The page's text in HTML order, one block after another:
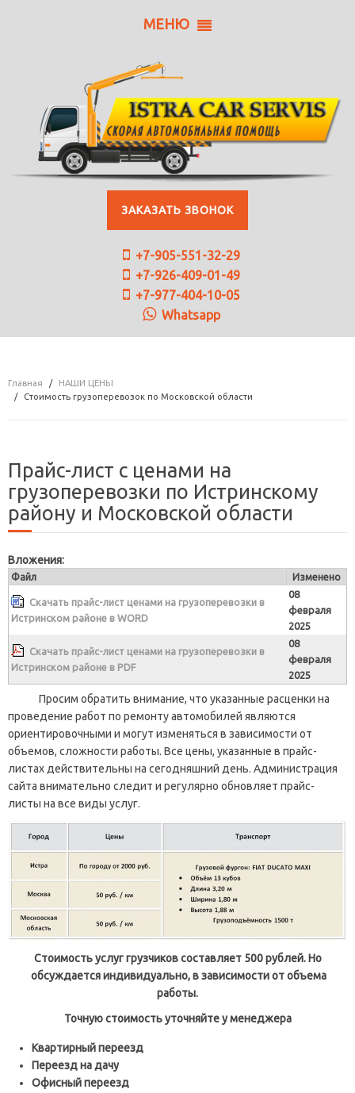
МЕНЮ
ЗАКАЗАТЬ ЗВОНОК
+7-905-551-32-29
+7-926-409-01-49
+7-977-404-10-05
Whatsapp
Главная
НАШИ ЦЕНЫ
Стоимость грузоперевозок по Московской области
Прайс-лист с ценами на
грузоперевозки по Истринскому
району и Московской области
Вложения:
Файл Изменено
Скачать прайс-лист ценами на грузоперевозки в
Истринском районе в WORD
08
февраля
2025
Скачать прайс-лист ценами на грузоперевозки в
Истринском районе в PDF
08
февраля
2025
Просим обратить внимание, что указанные расценки на
проведение работ по ремонту автомобилей являются
ориентировочными и могут изменяться в зависимости от
объемов, сложности работы. Все цены, указанные в прайс-
листах действительны на сегодняшний день. Администрация
сайта внимательно следит и регулярно обновляет прайс-
листы на все виды услуг.
Стоимость услуг грузчиков составляет 500 рублей. Но
обсуждается индивидуально, в зависимости от объема
работы.
Точную стоимость уточняйте у менеджера
Квартирный переезд
Переезд на дачу
Офисный переезд